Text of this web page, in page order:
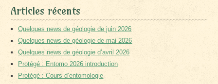
Articles récents
Quelques news de géologie de juin 2026
Quelques news de géologie de mai 2026
Quelques news de géologie d’avril 2026
Protégé : Entomo 2026 introduction
Protégé : Cours d’entomologie